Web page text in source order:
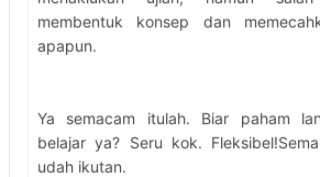
membentuk konsep dan
apapun.
Ya semacam itulah. Biar paham
belajar ya? Seru kok. Fleksibel!
udah ikutan.